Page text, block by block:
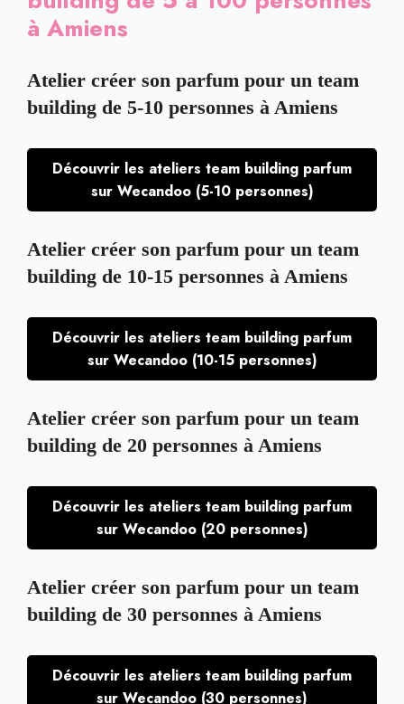
à Amiens
Atelier créer son parfum pour un team
building de 5-10 personnes à Amiens
Découvrir les ateliers team building parfum
sur Wecandoo (5-10 personnes)
Atelier créer son parfum pour un team
building de 10-15 personnes à Amiens
Découvrir les ateliers team building parfum
sur Wecandoo (10-15 personnes)
Atelier créer son parfum pour un team
building de 20 personnes à Amiens
Découvrir les ateliers team building parfum
sur Wecandoo (20 personnes)
Atelier créer son parfum pour un team
building de 30 personnes à Amiens
Découvrir les ateliers team building parfum
sur Wecandoo (30 personnes)